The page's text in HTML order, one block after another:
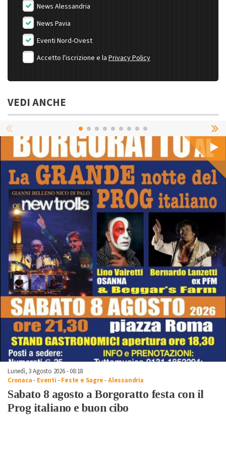
News Alessandria
News Pavia
Eventi Nord-Ovest
Accetto l'iscrizione e la Privacy Policy
VEDI ANCHE
Lunedì, 3 Agosto 2026 - 08:18
Cronaca- Eventi -Feste e Sagre-Alessandria
Sabato 8 agosto a Borgoratto festa con il
Prog italiano e buon cibo